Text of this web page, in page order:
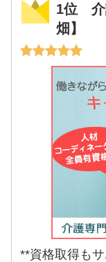
1位 介
畑】
**資格取得も